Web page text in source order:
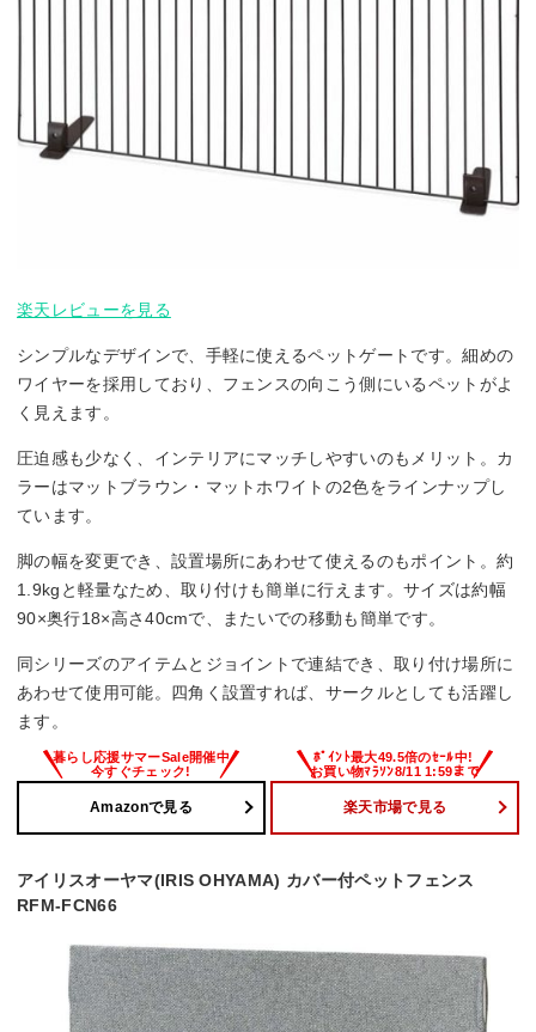
楽天レビューを見る
シンプルなデザインで、手軽に使えるペットゲートです。細めの
ワイヤーを採用しており、フェンスの向こう側にいるペットがよ
く見えます。
圧迫感も少なく、インテリアにマッチしやすいのもメリット。カ
ラーはマットブラウン・マットホワイトの2色をラインナップし
ています。
脚の幅を変更でき、設置場所にあわせて使えるのもポイント。約
1.9kgと軽量なため、取り付けも簡単に行えます。サイズは約幅
90×奥行18×高さ40cmで、またいでの移動も簡単です。
同シリーズのアイテムとジョイントで連結でき、取り付け場所に
あわせて使用可能。四角く設置すれば、サークルとしても活躍し
ます。
Amazonで見る 楽天市場で見る
アイリスオーヤマ(IRIS OHYAMA) カバー付ペットフェンス
RFM-FCN66